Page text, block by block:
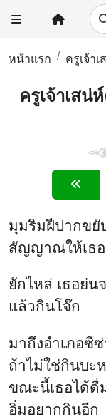
หน้าแรก ครูเจ้า
ครูเจ้าเสน่
มุมริมฝีปากขยั
สัญญาณให้เธอ
ยักไหล่ เธอย่น
แล้วกินโจ๊ก
มาถึงอำเภอซี
ถ้าไม่ใช่กินบะ
ขณะนี้เธอได้ดื่
อิ่มอยากกินอีก